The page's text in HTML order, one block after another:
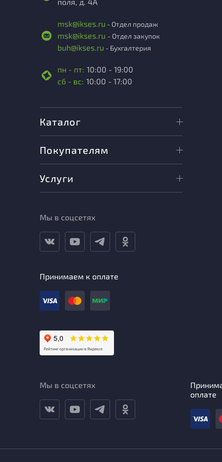
msk@ikses.ru - Отдел продаж
msk@ikses.ru - Отдел закупок
buh@ikses.ru - Бухгалтерия
пн - пт: 10:00 - 19:00
сб - вс: 10:00 - 17:00
Каталог
Покупателям
Услуги
Мы в соцсетях
Принимаем к оплате
Мы в соцсетях
оплате